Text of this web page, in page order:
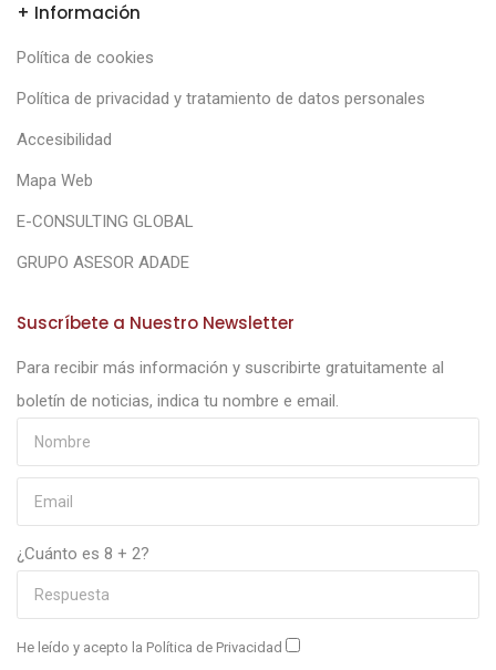
+ Información
Política de cookies
Política de privacidad y tratamiento de datos personales
Accesibilidad
Mapa Web
E-CONSULTING GLOBAL
GRUPO ASESOR ADADE
Suscríbete a Nuestro Newsletter
Para recibir más información y suscribirte gratuitamente al
boletín de noticias, indica tu nombre e email.
¿Cuánto es 8 + 2?
He leído y acepto la Política de Privacidad